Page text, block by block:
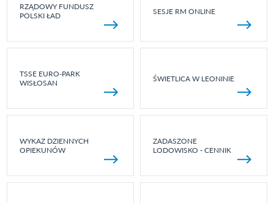
RZĄDOWY FUNDUSZ
POLSKI ŁAD
SESJE RM ONLINE
TSSE EURO-PARK
WISŁOSAN
ŚWIETLICA W LEONINIE
WYKAZ DZIENNYCH
OPIEKUNÓW
ZADASZONE
LODOWISKO - CENNIK